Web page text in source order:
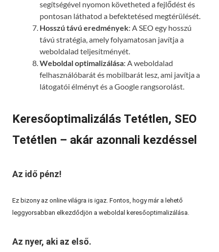
segítségével nyomon követheted a fejlődést és
pontosan láthatod a befektetésed megtérülését.
Hosszú távú eredmények: A SEO egy hosszú
távú stratégia, amely folyamatosan javítja a
weboldalad teljesítményét.
Weboldal optimalizálása: A weboldalad
felhasználóbarát és mobilbarát lesz, ami javítja a
látogatói élményt és a Google rangsorolást.
Keresőoptimalizálás Tetétlen, SEO
Tetétlen – akár azonnali kezdéssel
Az idő pénz!
Ez bizony az online világra is igaz. Fontos, hogy már a lehető
leggyorsabban elkezdődjön a weboldal keresőoptimalizálása.
Az nyer, aki az első.